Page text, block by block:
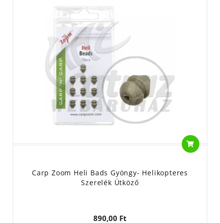
Carp Zoom Heli Bads Gyöngy- Helikopteres
Szerelék Ütköző
890,00 Ft